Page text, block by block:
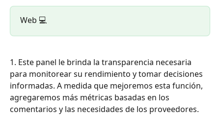
Web 💻
1. Este panel le brinda la transparencia necesaria
para monitorear su rendimiento y tomar decisiones
informadas. A medida que mejoremos esta función,
agregaremos más métricas basadas en los
comentarios y las necesidades de los proveedores.